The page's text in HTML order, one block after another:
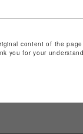
ド ザ
content of the
you for your